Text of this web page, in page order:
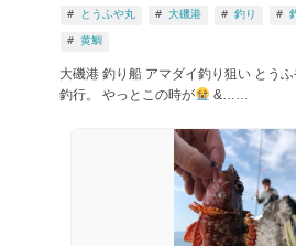
とうふや丸 大磯港 釣り
黄鯛
大磯港 釣り船 アマダイ釣り狙い とう
釣行。 やっとこの時が
&……